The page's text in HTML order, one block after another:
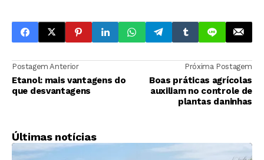
Postagem Anterior
Etanol: mais vantagens do
que desvantagens
Próxima Postagem
Boas práticas agrícolas
auxiliam no controle de
plantas daninhas
Últimas notícias